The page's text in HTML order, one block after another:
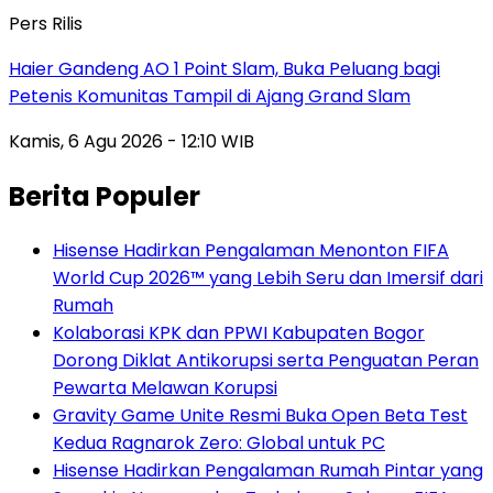
Pers Rilis
Haier Gandeng AO 1 Point Slam, Buka Peluang bagi
Petenis Komunitas Tampil di Ajang Grand Slam
Kamis, 6 Agu 2026 - 12:10 WIB
Berita Populer
Hisense Hadirkan Pengalaman Menonton FIFA
World Cup 2026™ yang Lebih Seru dan Imersif dari
Rumah
Kolaborasi KPK dan PPWI Kabupaten Bogor
Dorong Diklat Antikorupsi serta Penguatan Peran
Pewarta Melawan Korupsi
Gravity Game Unite Resmi Buka Open Beta Test
Kedua Ragnarok Zero: Global untuk PC
Hisense Hadirkan Pengalaman Rumah Pintar yang